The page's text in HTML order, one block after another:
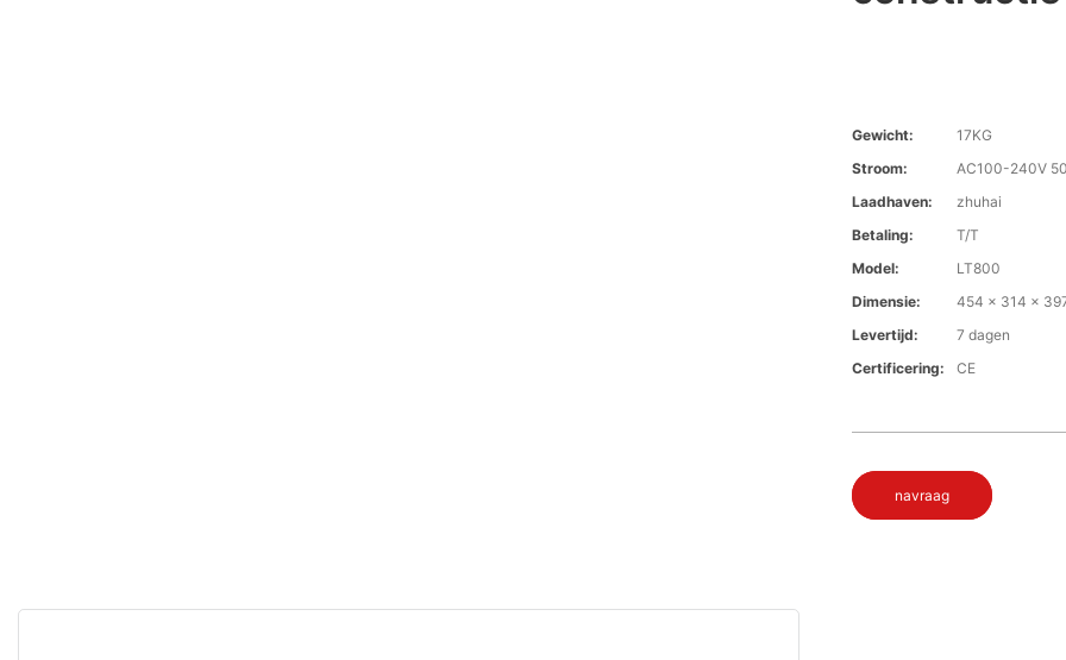
Gewicht:
17KG
Stroom:
AC100-240V
Laadhaven:
zhuhai
Betaling:
T/T
Model:
LT800
Dimensie:
454 x 314 x
Levertijd:
7 dagen
Certificering:
CE
navraag